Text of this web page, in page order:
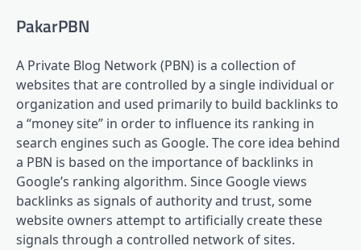
PakarPBN
A Private Blog Network (PBN) is a collection of
websites that are controlled by a single individual or
organization and used primarily to build backlinks to
a “money site” in order to influence its ranking in
search engines such as Google. The core idea behind
a PBN is based on the importance of backlinks in
Google’s ranking algorithm. Since Google views
backlinks as signals of authority and trust, some
website owners attempt to artificially create these
signals through a controlled network of sites.